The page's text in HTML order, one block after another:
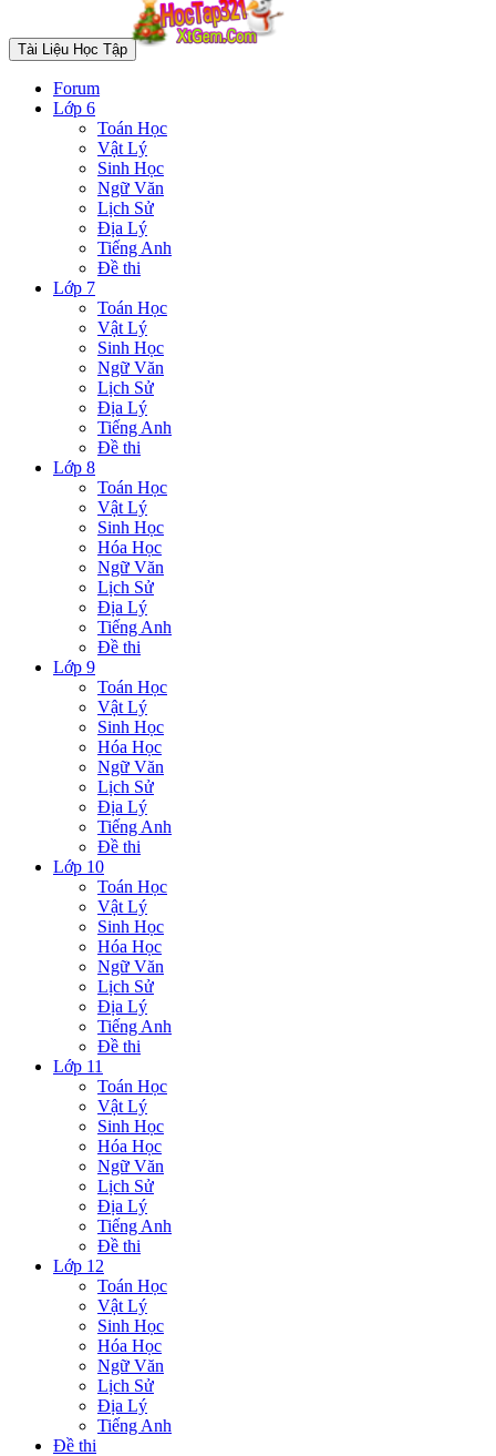
Tài Liệu Học Tập
Forum
Lớp 6
Toán Học
Vật Lý
Sinh Học
Ngữ Văn
Lịch Sử
Địa Lý
Tiếng Anh
Đề thi
Lớp 7
Toán Học
Vật Lý
Sinh Học
Ngữ Văn
Lịch Sử
Địa Lý
Tiếng Anh
Đề thi
Lớp 8
Toán Học
Vật Lý
Sinh Học
Hóa Học
Ngữ Văn
Lịch Sử
Địa Lý
Tiếng Anh
Đề thi
Lớp 9
Toán Học
Vật Lý
Sinh Học
Hóa Học
Ngữ Văn
Lịch Sử
Địa Lý
Tiếng Anh
Đề thi
Lớp 10
Toán Học
Vật Lý
Sinh Học
Hóa Học
Ngữ Văn
Lịch Sử
Địa Lý
Tiếng Anh
Đề thi
Lớp 11
Toán Học
Vật Lý
Sinh Học
Hóa Học
Ngữ Văn
Lịch Sử
Địa Lý
Tiếng Anh
Đề thi
Lớp 12
Toán Học
Vật Lý
Sinh Học
Hóa Học
Ngữ Văn
Lịch Sử
Địa Lý
Tiếng Anh
Đề thi